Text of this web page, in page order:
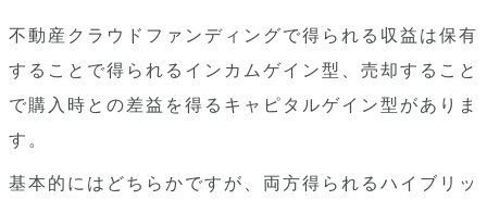
不動産クラウドファンディングで得られる収益は保有
することで得られるインカムゲイン型、売却すること
で購入時との差益を得るキャピタルゲイン型がありま
す。
基本的にはどちらかですが、両方得られるハイブリッ